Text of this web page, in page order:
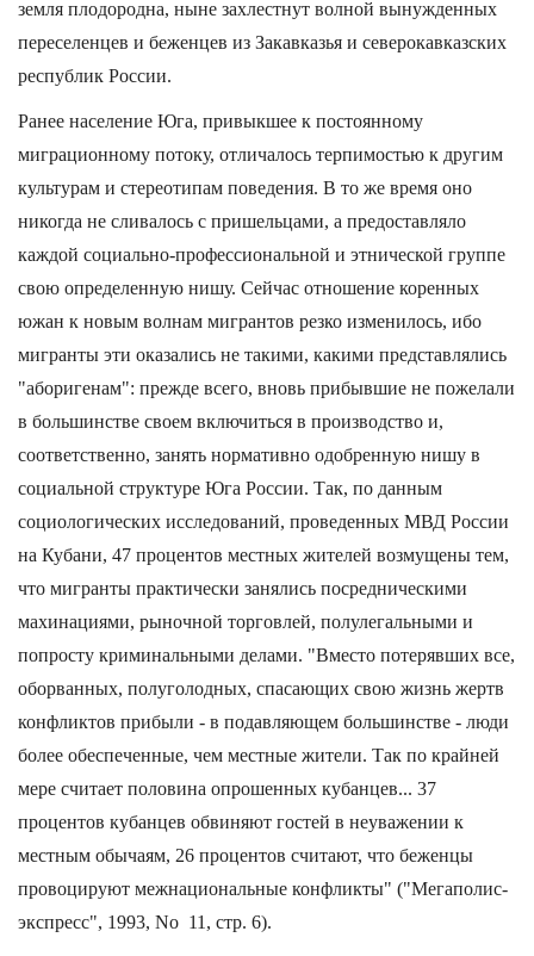
земля плодородна, ныне захлестнут волной вынужденных
переселенцев и беженцев из Закавказья и северокавказских
республик России.
Ранее население Юга, привыкшее к постоянному
миграционному потоку, отличалось терпимостью к другим
культурам и стереотипам поведения. В то же время оно
никогда не сливалось с пришельцами, а предоставляло
каждой социально-профессиональной и этнической группе
свою определенную нишу. Сейчас отношение коренных
южан к новым волнам мигрантов резко изменилось, ибо
мигранты эти оказались не такими, какими представлялись
"аборигенам": прежде всего, вновь прибывшие не пожелали
в большинстве своем включиться в производство и,
соответственно, занять нормативно одобренную нишу в
социальной структуре Юга России. Так, по данным
социологических исследований, проведенных МВД России
на Кубани, 47 процентов местных жителей возмущены тем,
что мигранты практически занялись посредническими
махинациями, рыночной торговлей, полулегальными и
попросту криминальными делами. "Вместо потерявших все,
оборванных, полуголодных, спасающих свою жизнь жертв
конфликтов прибыли - в подавляющем большинстве - люди
более обеспеченные, чем местные жители. Так по крайней
мере считает половина опрошенных кубанцев... 37
процентов кубанцев обвиняют гостей в неуважении к
местным обычаям, 26 процентов считают, что беженцы
провоцируют межнациональные конфликты" ("Мегаполис-
экспресс", 1993, No 11, стр. 6).